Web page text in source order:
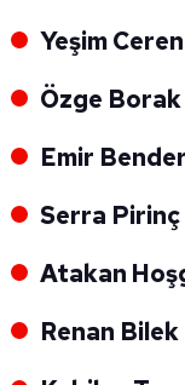
Yeşim
Özge Borak
Emir
Serra Pirinç
Atakan
Renan Bilek